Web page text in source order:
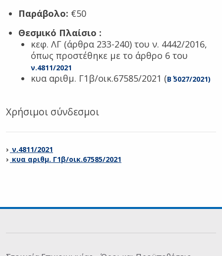
Παράβολο: €50
Θεσμικό Πλαίσιο :
κεφ. ΛΓ (άρθρα 233-240) του ν. 4442/2016,
όπως προστέθηκε με το άρθρο 6 του
ν.4811/2021
κυα αριθμ. Γ1β/οικ.67585/2021 (Β΄ 5027/2021)
Χρήσιμοι σύνδεσμοι
ν.4811/2021
κυα αριθμ. Γ1β/οικ.67585/2021